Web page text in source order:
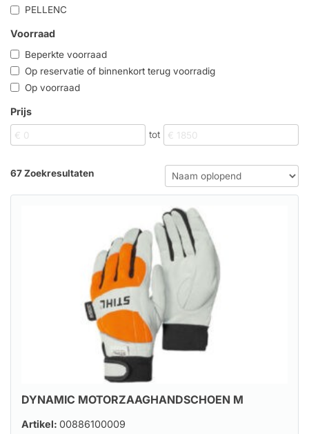
PELLENC
Voorraad
Beperkte voorraad
Op reservatie of binnenkort terug voorradig
Op voorraad
Prijs
tot
67 Zoekresultaten
DYNAMIC MOTORZAAGHANDSCHOEN M
Artikel: 00886100009